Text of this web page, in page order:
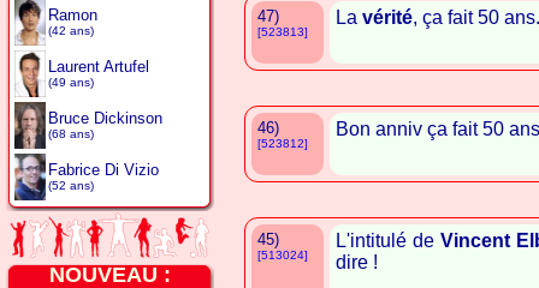
Ramon
(42 ans)
Laurent Artufel
(49 ans)
Bruce Dickinson
(68 ans)
Fabrice Di Vizio
(52 ans)
NOUVEAU :
47)
[523813]
La vérité, ça fait 50 ans.
46)
[523812]
Bon anniv ça fait 50
45)
[513024]
L'intitulé de Vincent
dire !